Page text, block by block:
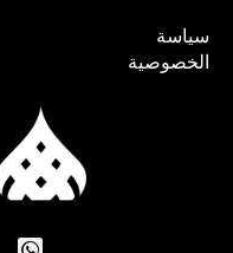
سياسة
الخصوصية